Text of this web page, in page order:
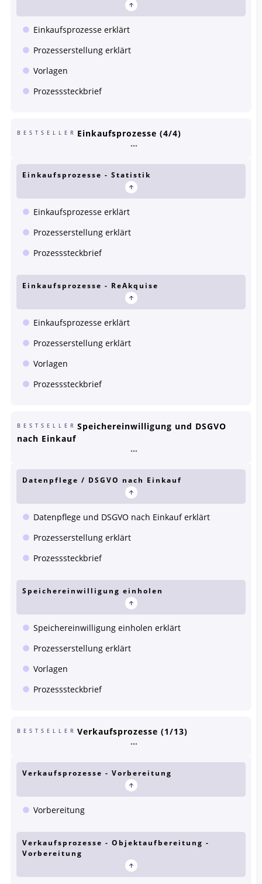
Einkaufsprozesse erklärt
Prozesserstellung erklärt
Vorlagen
Prozesssteckbrief
BESTSELLER Einkaufsprozesse (4/4)
Einkaufsprozesse - Statistik
Einkaufsprozesse erklärt
Prozesserstellung erklärt
Prozesssteckbrief
Einkaufsprozesse - ReAkquise
Einkaufsprozesse erklärt
Prozesserstellung erklärt
Vorlagen
Prozesssteckbrief
BESTSELLER Speichereinwilligung und DSGVO
nach Einkauf
Datenpflege / DSGVO nach Einkauf
Datenpflege und DSGVO nach Einkauf erklärt
Prozesserstellung erklärt
Prozesssteckbrief
Speichereinwilligung einholen
Speichereinwilligung einholen erklärt
Prozesserstellung erklärt
Vorlagen
Prozesssteckbrief
BESTSELLER Verkaufsprozesse (1/13)
Verkaufsprozesse - Vorbereitung
Vorbereitung
Verkaufsprozesse - Objektaufbereitung -
Vorbereitung